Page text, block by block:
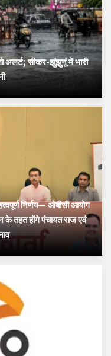
अलर्ट; सीकर-झुंझुनूं में भारी
निर्णय— ओबीसी आयोग
तहत होंगे पंचायत राज एवं